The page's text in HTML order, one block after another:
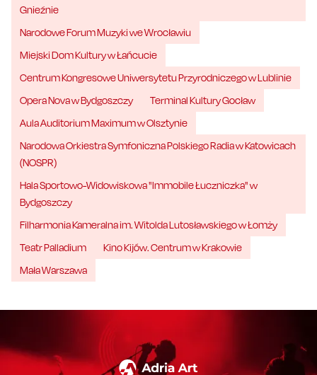
Gnieźnie
Narodowe Forum Muzyki we Wrocławiu
Miejski Dom Kultury w Łańcucie
Centrum Kongresowe Uniwersytetu Przyrodniczego w Lublinie
Opera Nova w Bydgoszczy
Terminal Kultury Gocław
Aula Auditorium Maximum w Olsztynie
Narodowa Orkiestra Symfoniczna Polskiego Radia w Katowicach
(NOSPR)
Hala Sportowo-Widowiskowa "Immobile Łuczniczka" w
Bydgoszczy
Filharmonia Kameralna im. Witolda Lutosławskiego w Łomży
Teatr Palladium
Kino Kijów. Centrum w Krakowie
Mała Warszawa